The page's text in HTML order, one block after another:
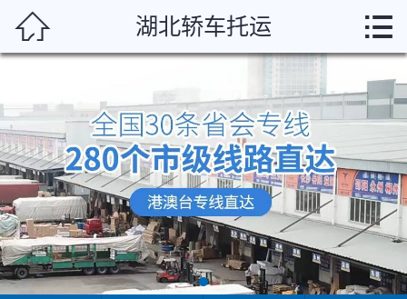
华北地区
华东地区
东北地区
华中地区
 湖北轿车托运 